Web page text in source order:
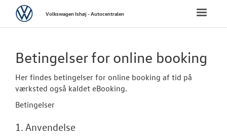
NYE
Toggle
VolkswagenVolkswagen Ishøj - Autocentralen
Betingelser for online booking
Her findes betingelser for online booking af tid på
værksted også kaldet eBooking.
Betingelser
1. Anvendelse